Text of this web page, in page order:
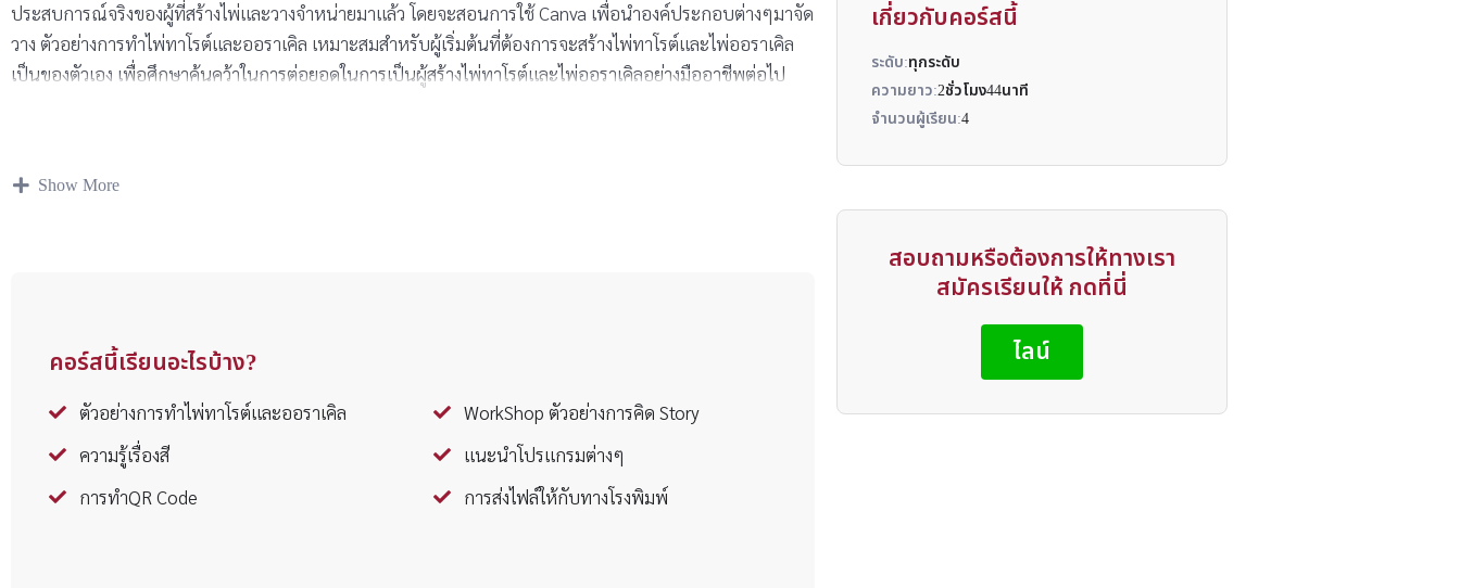
ประสบการณ์จริงของผู้ที่สร้างไพ่และวางจำหน่ายมาแล้ว โดยจะสอนการใช้ Canva เพื่อนำองค์ประกอบต่างๆมาจัด
วาง ตัวอย่างการทำไพ่ทาโรต์และออราเคิล เหมาะสมสำหรับผู้เริ่มต้นที่ต้องการจะสร้างไพ่ทาโรต์และไพ่ออราเคิล
เป็นของตัวเอง เพื่อศึกษาค้นคว้าในการต่อยอดในการเป็นผู้สร้างไพ่ทาโรต์และไพ่ออราเคิลอย่างมืออาชีพต่อไป
Show More
คอร์สนี้เรียนอะไรบ้าง?
ตัวอย่างการทำไพ่ทาโรต์และออราเคิล
WorkShop ตัวอย่างการคิด Story
ความรู้เรื่องสี
แนะนำโปรแกรมต่างๆ
การทำQR Code
การส่งไฟล์ให้กับทางโรงพิมพ์
เกี่ยวกับคอร์สนี้
ระดับ:ทุกระดับ
ความยาว:2ชั่วโมง44นาที
จำนวนผู้เรียน:4
สอบถามหรือต้องการให้ทางเรา
สมัครเรียนให้ กดที่นี่
ไลน์